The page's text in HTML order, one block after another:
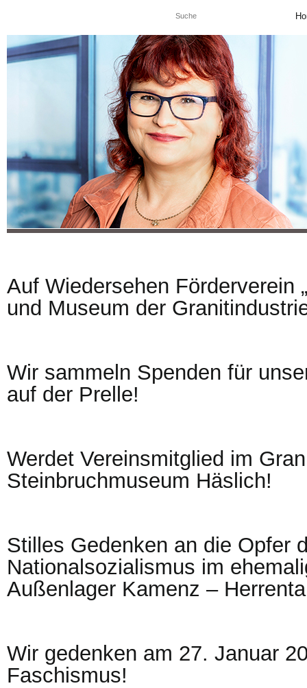
Auf Wiedersehen Förderverein
und Museum der
Wir sammeln Spenden für
auf der Prelle!
Werdet Vereinsmitglied im
Steinbruchmuseum Häslich!
Stilles Gedenken an die Opfer
Nationalsozialismus im
Außenlager Kamenz –
Wir gedenken am 27. Januar
Faschismus!